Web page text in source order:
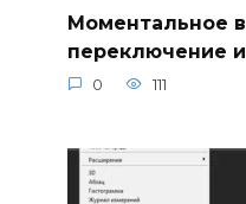
Моментальное
переключение
0 111